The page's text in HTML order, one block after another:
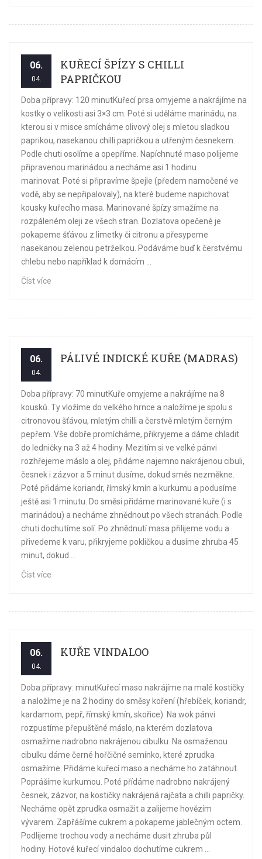
06.
04.
KUŘECÍ ŠPÍZY S CHILLI
PAPRIČKOU
Doba přípravy: 120 minutKuřecí prsa omyjeme a nakrájíme na
kostky o velikosti asi 3×3 cm. Poté si uděláme marinádu, na
kterou si v misce smícháme olivový olej s mletou sladkou
paprikou, nasekanou chilli papričkou a utřeným česnekem.
Podle chuti osolíme a opepříme. Napíchnuté maso polijeme
připravenou marinádou a necháme asi 1 hodinu
marinovat. Poté si připravíme špejle (předem namočené ve
vodě, aby se nepřipalovaly), na které budeme napichovat
kousky kuřecího masa. Marinované špízy smažíme na
rozpáleném oleji ze všech stran. Dozlatova opečené je
pokapeme šťávou z limetky či citronu a přesypeme
nasekanou zelenou petrželkou. Podáváme buď k čerstvému
chlebu nebo například k domácím ...
Číst více
06.
04.
PÁLIVÉ INDICKÉ KUŘE (MADRAS)
Doba přípravy: 70 minutKuře omyjeme a nakrájíme na 8
kousků. Ty vložíme do velkého hrnce a naložíme je spolu s
citronovou šťávou, mletým chilli a čerstvě mletým černým
pepřem. Vše dobře promícháme, přikryjeme a dáme chladit
do ledničky na 3 až 4 hodiny. Mezitím si ve velké pánvi
rozhřejeme máslo a olej, přidáme najemno nakrájenou cibuli,
česnek i zázvor a 5 minut dusíme, dokud směs nezměkne.
Poté přidáme koriandr, římský kmín a kurkumu a podusíme
ještě asi 1 minutu. Do směsi přidáme marinované kuře (i s
marinádou) a necháme zhnědnout po všech stranách. Podle
chuti dochutíme solí. Po zhnědnutí masa přilijeme vodu a
přivedeme k varu, přikryjeme pokličkou a dusíme zhruba 45
minut, dokud ...
Číst více
06.
04.
KUŘE VINDALOO
Doba přípravy: minutKuřecí maso nakrájíme na malé kostičky
a naložíme je na 2 hodiny do směsy koření (hřebíček, koriandr,
kardamom, pepř, římský kmín, skořice). Na wok pánvi
rozpustíme přepuštěné máslo, na kterém dozlatova
osmažíme nadrobno nakrájenou cibulku. Na osmaženou
cibulku dáme černé hořčičné semínko, které zprudka
osmažíme. Přidáme kuřecí maso a necháme ho zatáhnout.
Poprášíme kurkumou. Poté přídáme nadrobno nakrájený
česnek, zázvor, na kostičky nakrájená rajčata a chilli papričky.
Necháme opět zprudka osmažit a zalijeme hovězím
vývarem. Zapřášíme cukrem a pokapeme jablečným octem.
Podlijeme trochou vody a necháme dusit zhruba půl
hodiny. Hotové kuřecí vindaloo dochutíme cukrem ...